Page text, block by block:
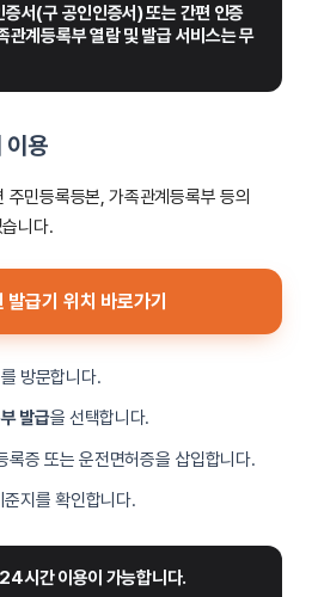
서(구 공인인증서) 또는 간편 인증
관계등록부 열람 및 발급 서비스는 무
이용
민등록등본, 가족관계등록부 등의
니다.
발급기 위치 바로가기
방문합니다.
발급을 선택합니다.
록증 또는 운전면허증을 삽입합니다.
지를 확인합니다.
시간 이용이 가능합니다.